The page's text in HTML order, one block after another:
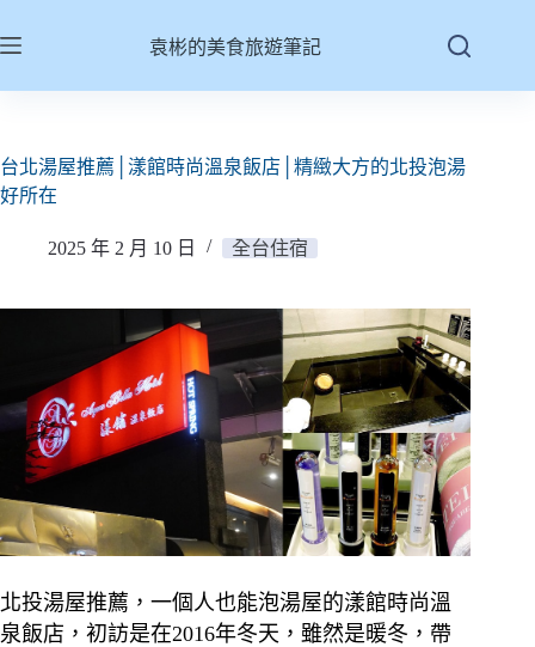
至
容
袁彬的美食旅遊筆記
台北湯屋推薦│漾館時尚溫泉飯店│精緻大方的北投泡湯
好所在
2025 年 2 月 10 日 全台住宿
北投湯屋推薦，一個人也能泡湯屋的漾館時尚溫
泉飯店，初訪是在2016年冬天，雖然是暖冬，帶